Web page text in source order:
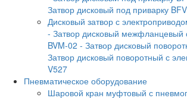
Затвор дисковый под приварку
Дисковый затвор с
- Затвор дисковый межфланцевый
BVM-02 - Затвор дисковый
Затвор дисковый поворотный с
V527
Пневматическое оборудование
Шаровой кран муфтовый с